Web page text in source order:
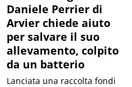
Daniele Perrier di
Arvier chiede aiuto
per salvare il suo
allevamento, colpito
da un batterio
Lanciata una raccolta fondi